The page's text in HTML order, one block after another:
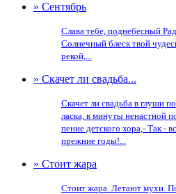
» Сентябрь
Слава тебе, поднебесный
Солнечный блеск твой
рекой,...
» Скачет ли свадьба...
Скачет ли свадьба в глуши
ласка, в минуты ненастной
пение детского хора,- Так -
прежние годы!...
» Стоит жара
Стоит жара. Летают мухи.